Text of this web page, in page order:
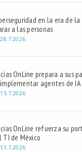
en la era de
a las personas
28.7.2026
OnLine prepara a sus
agentes de IA
15.7.2026
OnLine refuerza su
TI de México
11.7.2026